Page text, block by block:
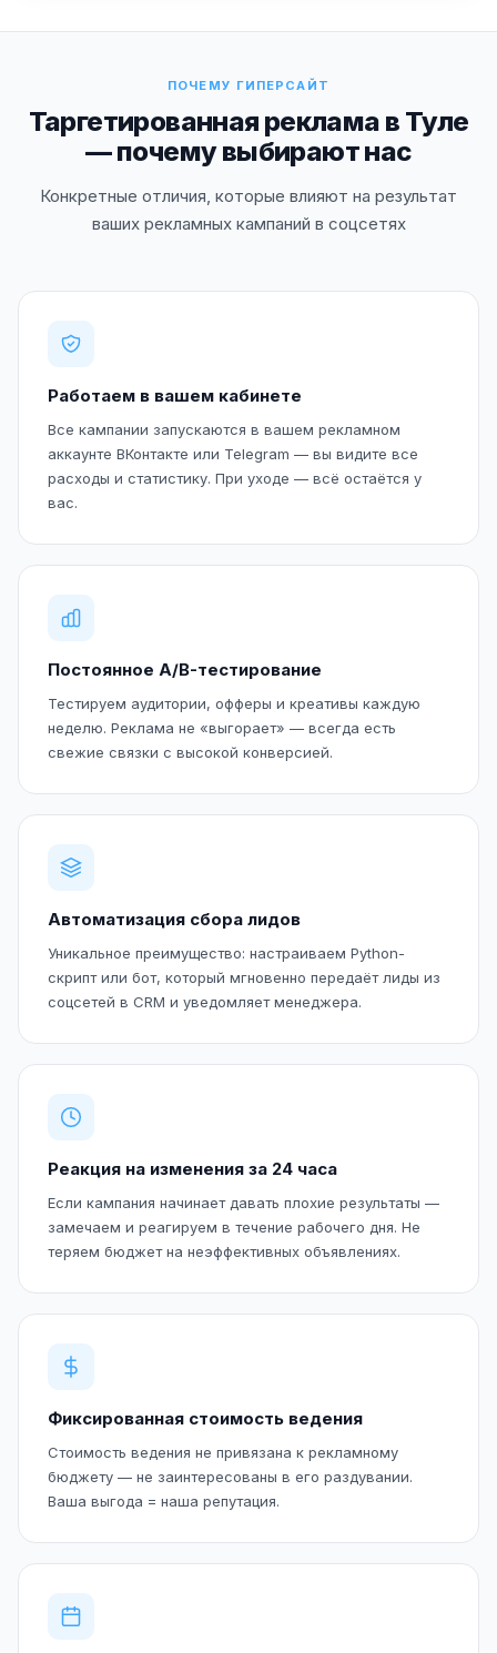
ПОЧЕМУ ГИПЕРСАЙТ
Таргетированная реклама в Туле
— почему выбирают нас
Конкретные отличия, которые влияют на результат
ваших рекламных кампаний в соцсетях
Работаем в вашем кабинете
Все кампании запускаются в вашем рекламном
аккаунте ВКонтакте или Telegram — вы видите все
расходы и статистику. При уходе — всё остаётся у
вас.
Постоянное A/B-тестирование
Тестируем аудитории, офферы и креативы каждую
неделю. Реклама не «выгорает» — всегда есть
свежие связки с высокой конверсией.
Автоматизация сбора лидов
Уникальное преимущество: настраиваем Python-
скрипт или бот, который мгновенно передаёт лиды из
соцсетей в CRM и уведомляет менеджера.
Реакция на изменения за 24 часа
Если кампания начинает давать плохие результаты —
замечаем и реагируем в течение рабочего дня. Не
теряем бюджет на неэффективных объявлениях.
Фиксированная стоимость ведения
Стоимость ведения не привязана к рекламному
бюджету — не заинтересованы в его раздувании.
Ваша выгода = наша репутация.